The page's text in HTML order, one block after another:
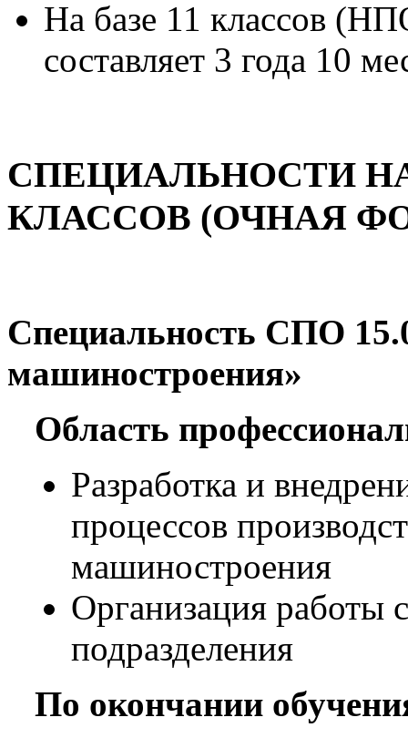
На базе 11 классов
составляет 3 года 10
СПЕЦИАЛЬНОСТИ
КЛАССОВ (ОЧНАЯ
Специальность СПО
машиностроения»‎
Область
Разработка и
процессов
машиностроения
Организация работы
подразделения
По окончании